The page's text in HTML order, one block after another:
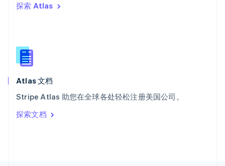
探索 Atlas
Atlas 文档
Stripe Atlas 助您在全球各处轻松注册美国公司。
探索文档
西班牙
新西兰
English
匈牙利
English
ItalianoEnglish
印度
English